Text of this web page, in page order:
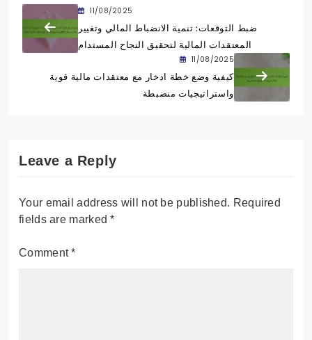
11/08/2025
ضبط التوقعات: تنمية الانضباط المالي وتغيير
المعتقدات المالية لتحقيق النجاح المستدام
11/08/2025
كيفية وضع خطة ادخار مع معتقدات مالية قوية
واستراتيجيات منضبطة
Leave a Reply
Your email address will not be published. Required
fields are marked*
Comment*